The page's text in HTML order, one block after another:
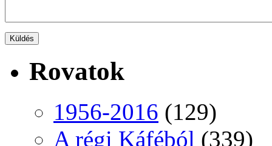
Rovatok
1956-2016 (129)
A régi Káféból (339)